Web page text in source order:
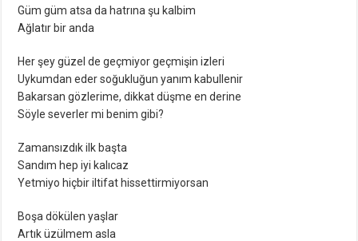
Güm güm atsa da hatrına şu kalbim
Ağlatır bir anda
Her şey güzel de geçmiyor geçmişin izleri
Uykumdan eder soğukluğun yanım kabullenir
Bakarsan gözlerime, dikkat düşme en derine
Söyle severler mi benim gibi?
Zamansızdık ilk başta
Sandım hep iyi kalıcaz
Yetmiyo hiçbir iltifat hissettirmiyorsan
Boşa dökülen yaşlar
Artık üzülmem asla